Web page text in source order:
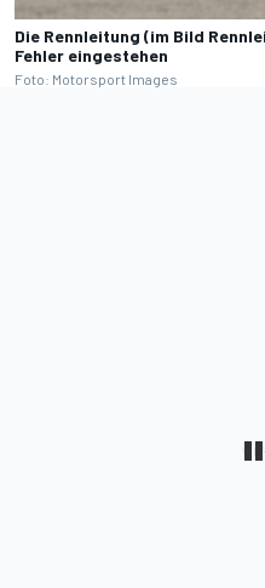
Die Rennleitung (im Bild
Fehler eingestehen
Foto: Motorsport Images